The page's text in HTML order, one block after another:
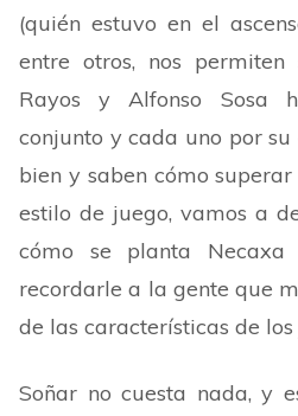
(quién estuvo en el
entre otros, nos
Rayos y Alfonso Sosa
conjunto y cada uno por
bien y saben cómo
estilo de juego, vamos a
cómo se planta
recordarle a la gente que
de las características de
Soñar no cuesta nada, y